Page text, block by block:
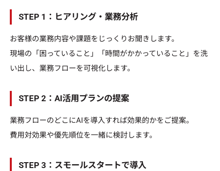
STEP 1：ヒアリング・業務分析
お客様の業務内容や課題をじっくりお聞きします。
現場の「困っていること」「時間がかかっていること」を洗
い出し、業務フローを可視化します。
STEP 2：AI活用プランの提案
業務フローのどこにAIを導入すれば効果的かをご提案。
費用対効果や優先順位を一緒に検討します。
STEP 3：スモールスタートで導入